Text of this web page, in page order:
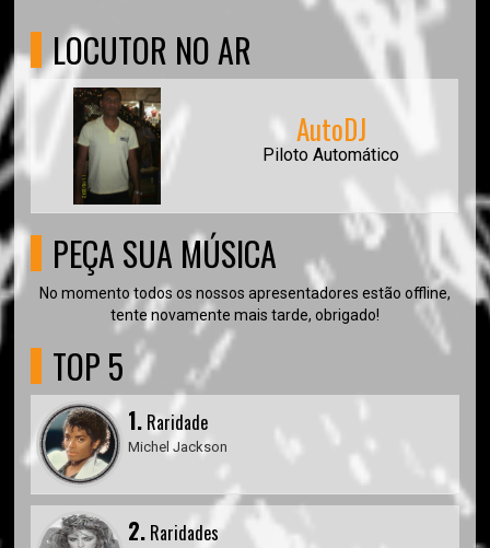
LOCUTOR NO AR
AutoDJ
Piloto Automático
PEÇA SUA MÚSICA
No momento todos os nossos apresentadores estão offline,
tente novamente mais tarde, obrigado!
TOP 5
1. Raridade
Michel Jackson
2. Raridades